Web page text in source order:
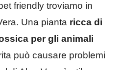
friendly troviamo in
Una pianta ricca di
per gli animali
può causare problemi